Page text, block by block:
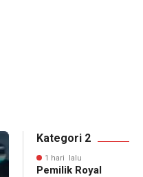
Kategori 2
1 hari lalu
Pemilik Royal